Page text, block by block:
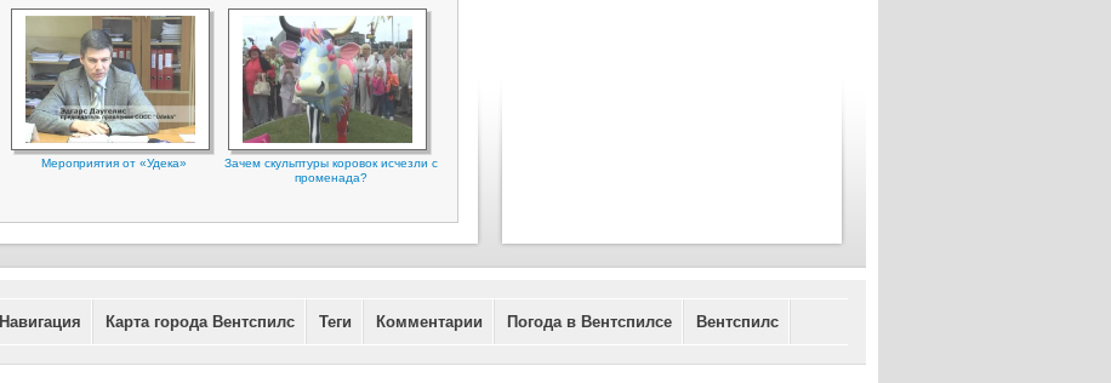
Мероприятия от «Удека»
Зачем скульптуры коровок исчезли с
променада?
Навигация Карта города Вентспилс Теги Комментарии Погода в Вентспилсе Вентспилс